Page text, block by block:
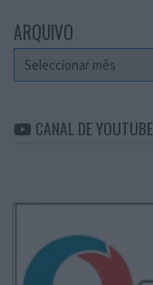
ARQUIVO
Arquivo
CANAL DE YOUTUBE